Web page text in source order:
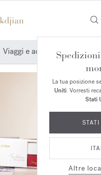
La tua posizione
Uniti. Vorresti
Stati
Altre
Viaggi e accessori